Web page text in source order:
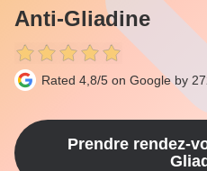
Anti-Gliadine
Rated 4,8/5 on Google by
Prendre rendez-